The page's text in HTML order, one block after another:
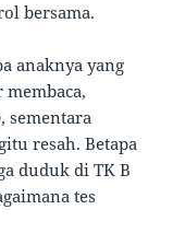
bersama.
anaknya yang
sementara
resah. Betapa
duduk di TK B
tes